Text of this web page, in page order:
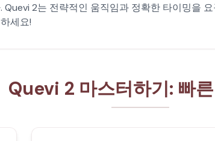
2는 전략적인 움직임과 정확한 타이밍을
세요!
Quevi 2 마스터하기: 빠